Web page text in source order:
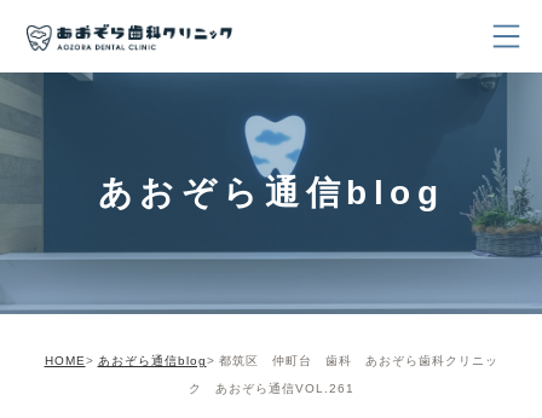
あおぞら通信blog
HOME あおぞら通信blog 都筑区 仲町台 歯科 あおぞら歯科クリニッ
ク あおぞら通信VOL.261